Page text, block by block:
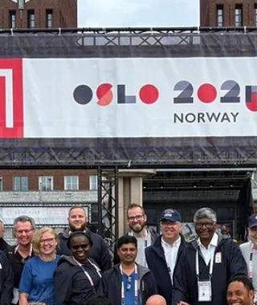
(RS), no Sítio EL, para celebrar nove
de história e missão do Exército de
na Divisão RS. Com o tema “O Fogo não se
Congresso dos 90 anos foi um tempo de
profunda adoração, comunhão e
espiritual. Os convidados especiais,
Alex e Carolina Yanez, do Território Central
dos EUA, foram grandemente usados por
Deus para ministra